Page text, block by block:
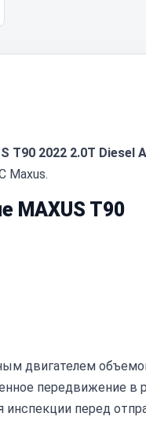
T90 2022 2.0T Diesel
Maxus.
MAXUS T90
двигателем
передвижение в
инспекции перед